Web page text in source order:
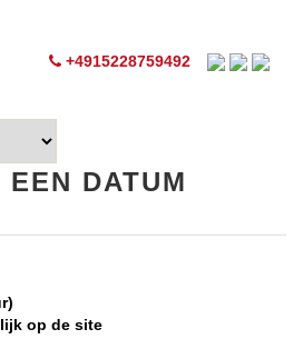
+4915228759492
DATUM
op de site